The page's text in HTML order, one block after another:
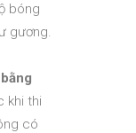
bóng
gương.
khi thi
có